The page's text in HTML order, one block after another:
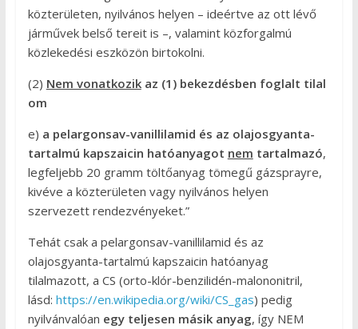
közterületen, nyilvános helyen – ideértve az ott lévő
járművek belső tereit is –, valamint közforgalmú
közlekedési eszközön birtokolni.
(2) Nem vonatkozikaz (1) bekezdésben foglalt tilal
om
e) a pelargonsav-vanillilamid és az olajosgyanta-
tartalmú kapszaicin hatóanyagot nem tartalmazó,
legfeljebb 20 gramm töltőanyag tömegű gázsprayre,
kivéve a közterületen vagy nyilvános helyen
szervezett rendezvényeket.”
Tehát csak a pelargonsav-vanillilamid és az
olajosgyanta-tartalmú kapszaicin hatóanyag
tilalmazott, a CS (orto-klór-benzilidén-malononitril,
lásd: https://en.wikipedia.org/wiki/CS_gas) pedig
nyilvánvalóan egy teljesen másik anyag, így NEM